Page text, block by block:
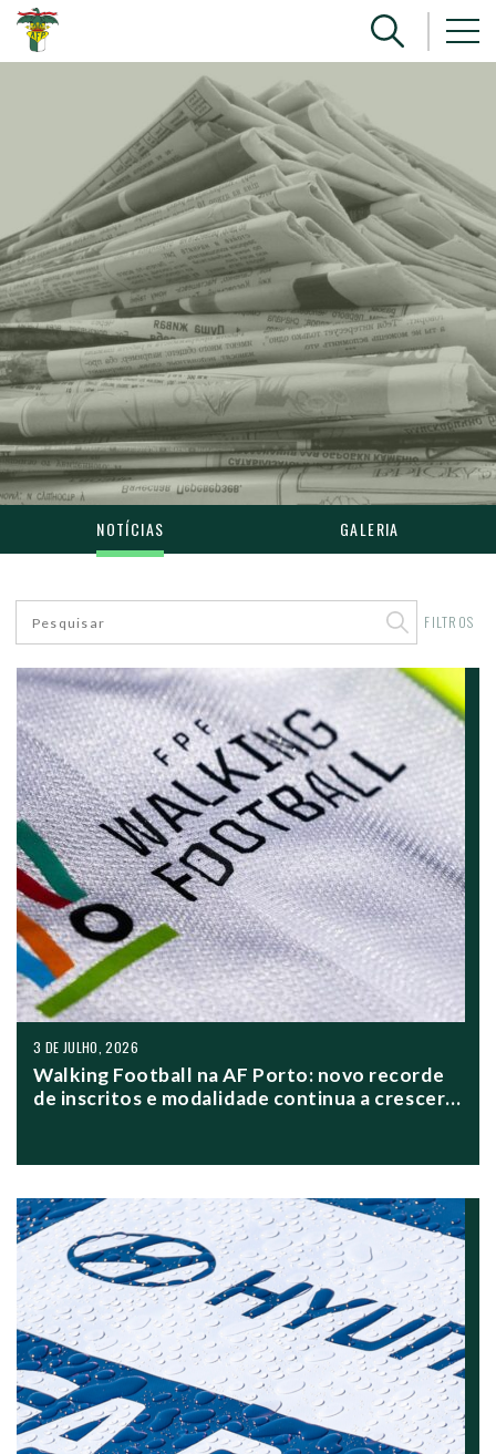
NOTÍCIAS GALERIA
FILTROS
3 DE JULHO, 2026
Walking Football na AF Porto: novo recorde
de inscritos e modalidade continua a crescer